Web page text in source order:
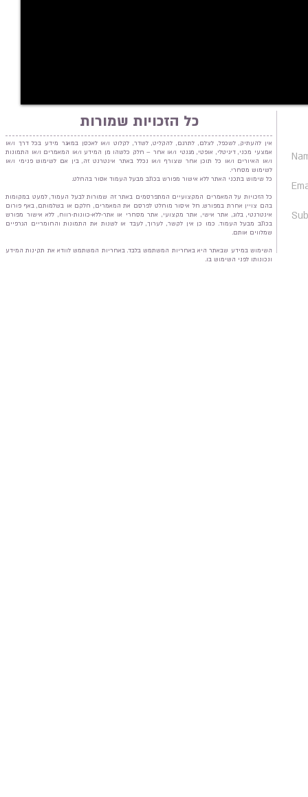
כל הזכויות שמורות
אין להעתיק, לשכפל, לצלם, לתרגם, להקליט, לשדר, לקלוט ו/או לאכסן במאגר מידע בכל דרך ו/או
אמצעי מכני, דיגיטלי, אופטי, מגנטי ו/או אחר – חלק כלשהו מן המידע ו/או המאמרים ו/או התמונות
ו/או האיורים ו/או כל תוכן אחר שצורף ו/או נכלל באתר אינטרנט זה, בין אם לשימוש פנימי ו/או
לשימוש מסחרי.
כל שימוש בתכני האתר ללא אישור מפורש בכתב מבעל העמוד אסור בהחלט.
כל הזכויות על המאמרים המקצועיים המתפרסמים באתר זה שמורות לבעל העמוד, למעט במקומות
בהם צויין אחרת במפורש. חל איסור מוחלט לפרסם את המאמרים, חלקם או בשלמותם, באף פורום
אינטרנטי, בלוג, אתר אישי, אתר מקצועי, אתר מסחרי או אתר-ללא-כוונות-רווח, ללא אישור מפורש
בכתב מבעל העמוד. כמו כן אין לקשר, לערוך, לעבד או לשנות את התמונות והחומריים הגרפיים
שמלווים אותם.
השימוש במידע שבאתר היא באחריות המשתמש בלבד. באחריות המשתמש לוודא את תקינות המידע
ונכונותו לפני השימוש בו.